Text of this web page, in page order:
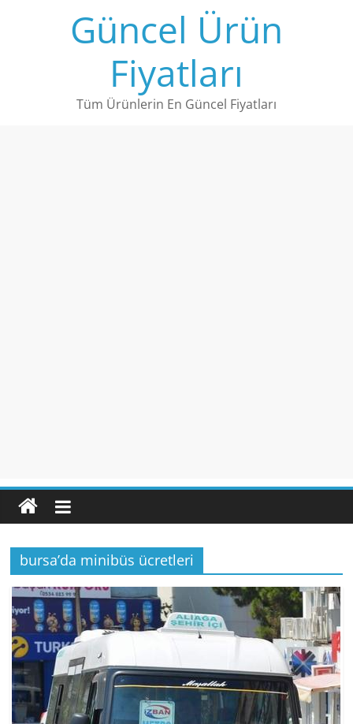
Güncel Ürün
Fiyatları
Tüm Ürünlerin En Güncel Fiyatları
bursa’da minibüs ücretleri